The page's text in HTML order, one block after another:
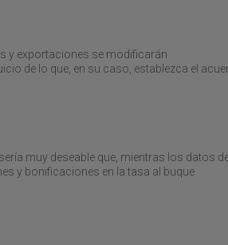
y exportaciones se modificarán
de lo que, en su caso, establezca el
muy deseable que, mientras los datos
y bonificaciones en la tasa al buque